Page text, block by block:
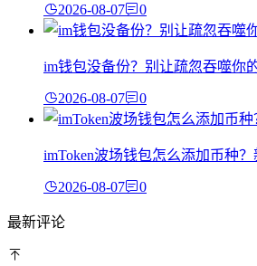
2026-08-07 0
im钱包没备份？别让疏忽吞噬你
2026-08-07 0
imToken波场钱包怎么添加币种
2026-08-07 0
最新评论